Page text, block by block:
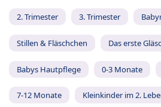
2. Trimester 3. Trimester
Stillen & Fläschchen Das erste
Babys Hautpflege 0-3 Monate
7-12 Monate Kleinkinder im 2.